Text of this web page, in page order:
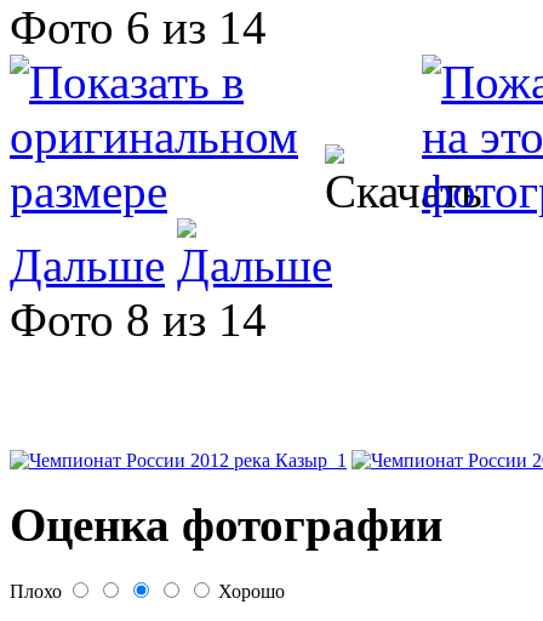
Фото 6 из 14
Дальше
Фото 8 из 14
Оценка фотографии
Плохо Хорошо